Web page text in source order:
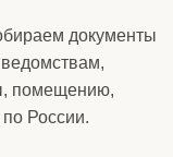
документы
помещению,
России.